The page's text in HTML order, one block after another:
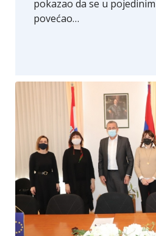
pokazao da se u
povećao…